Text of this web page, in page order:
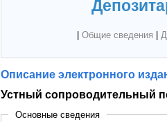
Общие сведения
Описание электронного
Устный сопроводительный
Основные сведения